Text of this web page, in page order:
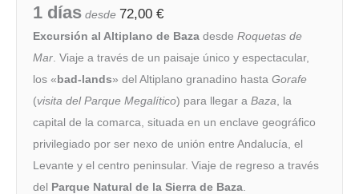
1 días desde 72,00 €
Excursión al Altiplano de Baza desde Roquetas de
Mar . Viaje a través de un paisaje único y espectacular,
los «bad-lands» del Altiplano granadino hasta Gorafe
(visita del Parque Megalítico) para llegar a Baza , la
capital de la comarca, situada en un enclave geográfico
privilegiado por ser nexo de unión entre Andalucía, el
Levante y el centro peninsular. Viaje de regreso a través
del Parque Natural de la Sierra de Baza